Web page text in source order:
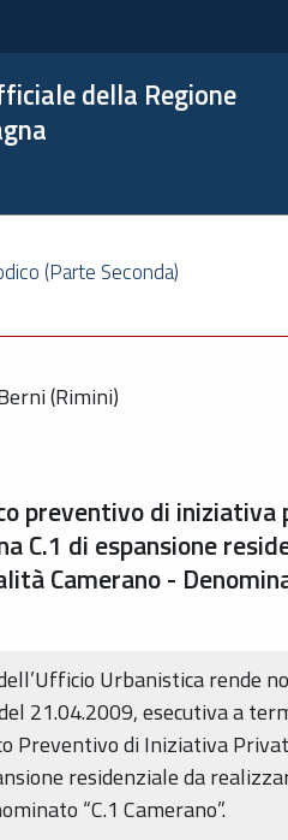
della Regione
(Parte Seconda)
(Rimini)
preventivo di iniziativa
C.1 di espansione
Camerano -
Urbanistica rende
21.04.2009, esecutiva a
Preventivo di Iniziativa
residenziale da
“C.1 Camerano”.